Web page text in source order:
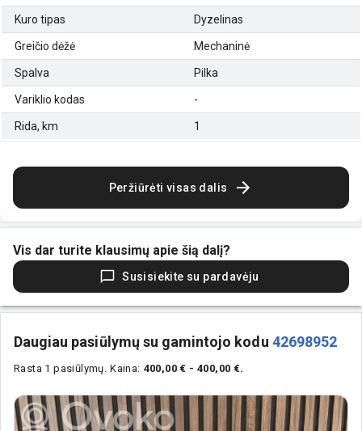
Kuro tipas Dyzelinas
Greičio dėžė Mechaninė
Spalva Pilka
Variklio kodas -
Rida, km 1
Peržiūrėti visas dalis
Vis dar turite klausimų apie šią dalį?
Susisiekite su pardavėju
Daugiau pasiūlymų su gamintojo kodu 42698952
Rasta 1 pasiūlymų. Kaina: 400,00 € - 400,00 €.